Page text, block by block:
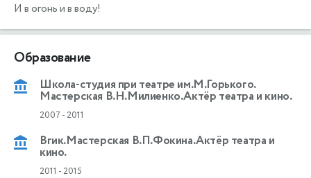
И в огонь и в воду!
Образование
Школа-студия при театре им.М.Горького.
Мастерская В.Н.Милиенко.Актёр театра и кино.
2007 - 2011
Вгик.Мастерская В.П.Фокина.Актёр театра и
кино.
2011 - 2015